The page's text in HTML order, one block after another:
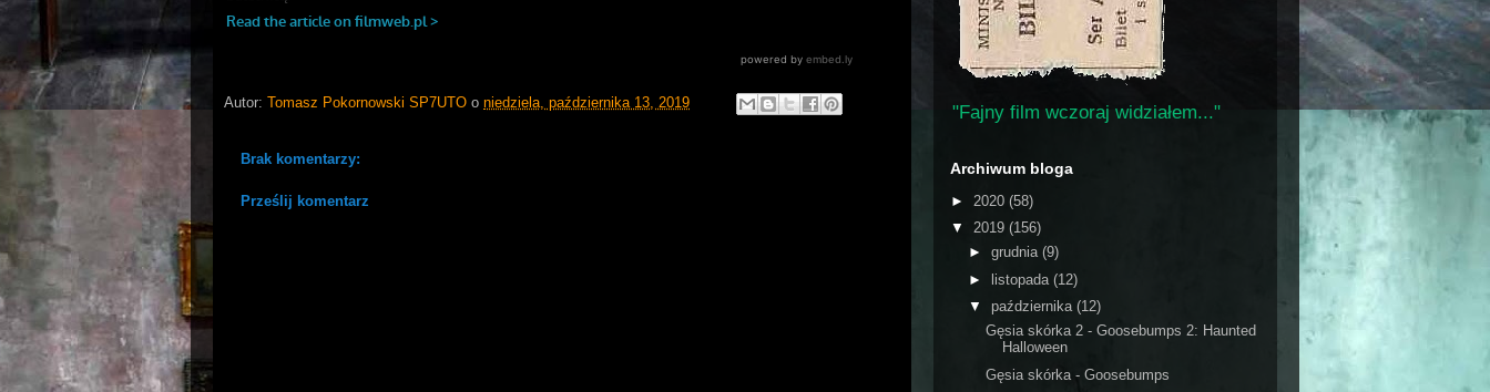
Autor: Tomasz Pokornowski SP7UTO o niedziela, października 13, 2019
Brak komentarzy:
Prześlij komentarz
"Fajny film wczoraj widziałem..."
Archiwum bloga
► 2020 (58)
▼ 2019 (156)
► grudnia (9)
► listopada (12)
▼ października (12)
Gęsia skórka 2 - Goosebumps 2: Haunted
Halloween
Gęsia skórka - Goosebumps